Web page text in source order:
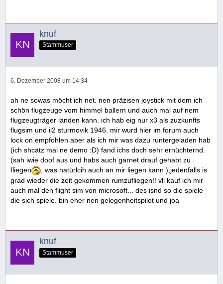
knuf
Stammuser
6. Dezember 2008 um 14:34
ah ne sowas möcht ich net. nen präzisen joystick mit dem ich
schön flugzeuge vom himmel ballern und auch mal auf nem
flugzeugträger landen kann. ich hab eig nur x3 als zuzkunfts
flugsim und il2 sturmovik 1946. mir wurd hier im forum auch
lock on empfohlen aber als ich mir was dazu runtergeladen hab
(ich shcätz mal ne demo :D) fand ichs doch sehr ernüchternd.
(sah iwie doof aus und habs auch garnet drauf gehabt zu
fliegen
, was natürlcih auch an mir liegen kann ),jedenfalls is
grad wieder die zeit gekommen rumzufliegen!! vll kauf ich mir
auch mal den flight sim von microsoft... des isnd so die spiele
die sich spiele. bin eher nen gelegenheitspilot und joa
knuf
Stammuser